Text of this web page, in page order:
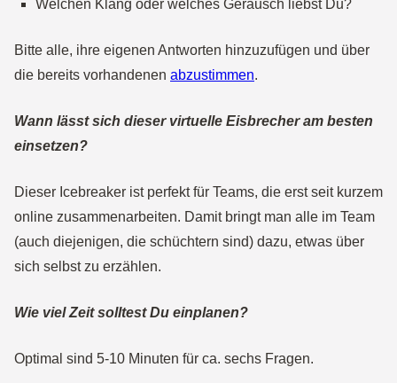
Welchen Klang oder welches Geräusch liebst Du?
Bitte alle, ihre eigenen Antworten hinzuzufügen und über
die bereits vorhandenen abzustimmen.
Wann lässt sich dieser virtuelle Eisbrecher am besten
einsetzen?
Dieser Icebreaker ist perfekt für Teams, die erst seit kurzem
online zusammenarbeiten. Damit bringt man alle im Team
(auch diejenigen, die schüchtern sind) dazu, etwas über
sich selbst zu erzählen.
Wie viel Zeit solltest Du einplanen?
Optimal sind 5-10 Minuten für ca. sechs Fragen.